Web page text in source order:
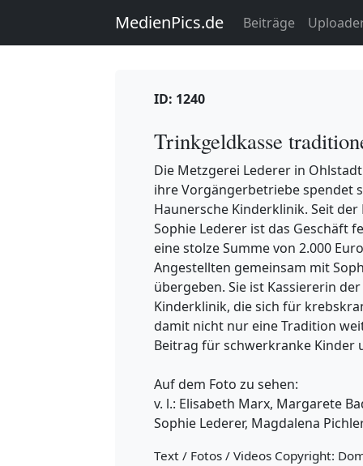
MedienPics.de Beiträge
ID: 1240
Trinkgeldkasse
Die Metzgerei Lederer in
ihre Vorgängerbetriebe spendet
Haunersche Kinderklinik. Seit
Sophie Lederer ist das Geschäft
eine stolze Summe von 2.000
Angestellten gemeinsam mit
übergeben. Sie ist Kassiererin
Kinderklinik, die sich für
damit nicht nur eine Tradition
Beitrag für schwerkranke Kinder
Auf dem Foto zu sehen:
v. l.: Elisabeth Marx, Margarete
Sophie Lederer, Magdalena
Text / Fotos / Videos Copyright: